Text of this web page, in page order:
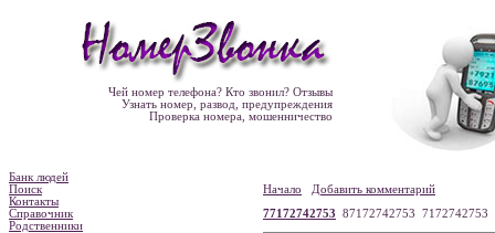
Чей номер телефона? Кто звонил? Отзывы
Узнать номер, развод, предупреждения
Проверка номера, мошенничество
Банк людей
Поиск
Контакты
Справочник
Родственники
Начало
Добавить комментарий
77172742753 87172742753 7172742753